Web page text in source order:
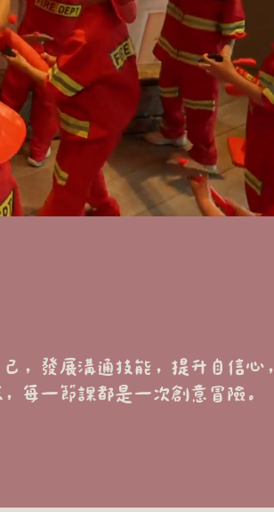
，發展溝通技能，提升自信心，
每一節課都是一次創意冒險。